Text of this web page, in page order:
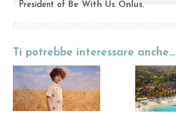
President of Be With Us Onlus.
Ti potrebbe interessare anche…